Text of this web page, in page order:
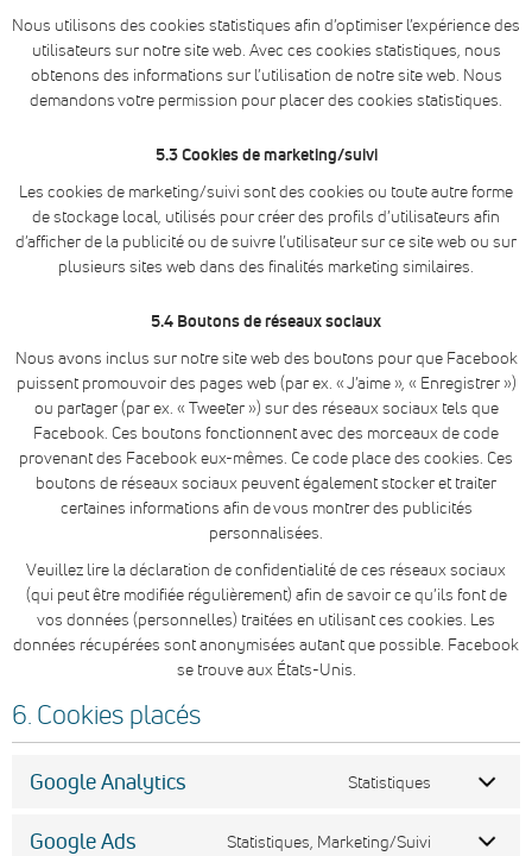
Nous utilisons des cookies statistiques afin d’optimiser l’expérience des
utilisateurs sur notre site web. Avec ces cookies statistiques, nous
obtenons des informations sur l’utilisation de notre site web. Nous
demandons votre permission pour placer des cookies statistiques.
5.3 Cookies de marketing/suivi
Les cookies de marketing/suivi sont des cookies ou toute autre forme
de stockage local, utilisés pour créer des profils d’utilisateurs afin
d’afficher de la publicité ou de suivre l’utilisateur sur ce site web ou sur
plusieurs sites web dans des finalités marketing similaires.
5.4 Boutons de réseaux sociaux
Nous avons inclus sur notre site web des boutons pour que Facebook
puissent promouvoir des pages web (par ex. « J’aime », « Enregistrer »)
ou partager (par ex. « Tweeter ») sur des réseaux sociaux tels que
Facebook. Ces boutons fonctionnent avec des morceaux de code
provenant des Facebook eux-mêmes. Ce code place des cookies. Ces
boutons de réseaux sociaux peuvent également stocker et traiter
certaines informations afin de vous montrer des publicités
personnalisées.
Veuillez lire la déclaration de confidentialité de ces réseaux sociaux
(qui peut être modifiée régulièrement) afin de savoir ce qu’ils font de
vos données (personnelles) traitées en utilisant ces cookies. Les
données récupérées sont anonymisées autant que possible. Facebook
se trouve aux États-Unis.
6. Cookies placés
Google Analytics Statistiques
Google Ads Statistiques, Marketing/Suivi